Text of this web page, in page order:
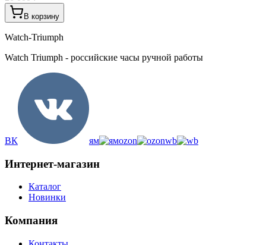
В корзину
Watch-Triumph
Watch Triumph - российские часы ручной работы
ВК ям ozon wb
Интернет-магазин
Каталог
Новинки
Компания